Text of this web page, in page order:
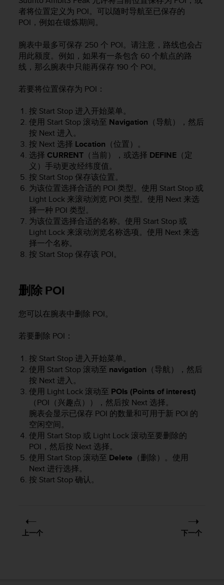
者将位置定义为 POI。可以随时导航至已保存的
POI，例如在锻炼期间。
腕表中最多可保存 250 个 POI。请注意，路线也会占
用此额度。例如，如果有一条包含 60 个航点的路
线，那么腕表中只能再保存 190 个 POI。
若要将位置保存为 POI：
按 Start Stop 进入开始菜单。
使用 Start Stop 滚动至 Navigation （导航），然后
按 Next 进入。
按 Next 选择 Location （位置）。
选择 CURRENT（当前），或选择 DEFINE（定
义）手动更改经纬度值。
按 Start Stop 保存该位置。
为该位置选择合适的 POI 类型。使用 Start Stop 或
Light Lock来滚动浏览 POI 类型。使用 Next 来选
择一种 POI 类型。
为该位置选择合适的名称。使用 Start Stop 或
Light Lock来滚动浏览名称选项。使用 Next 来选
择一个名称。
按 Start Stop 保存该 POI。
删除 POI
您可以在腕表中删除 POI。
若要删除 POI：
按 Start Stop 进入开始菜单。
使用 Start Stop 滚动至 navigation （导航），然后
按 Next 进入。
使用 Light Lock滚动至 POIs (Points of interest)
（POI（兴趣点）），然后按 Next 选择。
腕表会显示已保存 POI 的数量和可用于新 POI 的
空闲空间。
使用 Start Stop 或 Light Lock滚动至要删除的
POI，然后按 Next 选择。
使用 Start Stop 滚动至 Delete （删除）。使用
Next 进行选择。
按 Start Stop 确认。
上一个 下一个